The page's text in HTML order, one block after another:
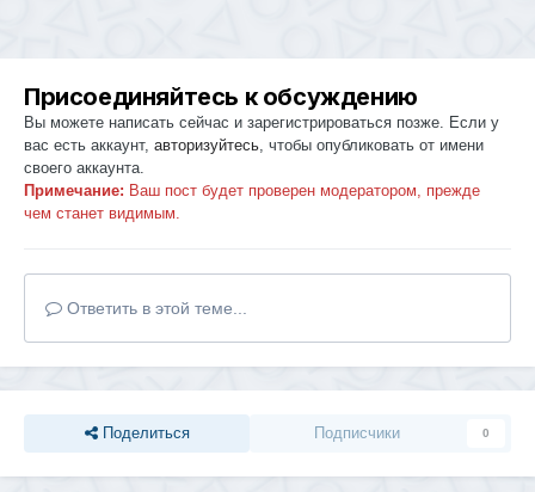
Присоединяйтесь к обсуждению
Вы можете написать сейчас и зарегистрироваться позже. Если у
вас есть аккаунт, авторизуйтесь, чтобы опубликовать от имени
своего аккаунта.
Примечание: Ваш пост будет проверен модератором, прежде
чем станет видимым.
Ответить в этой теме...
Поделиться Подписчики 0